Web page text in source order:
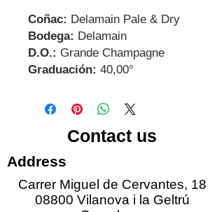
Coñac: Delamain Pale & Dry
Bodega: Delamain
D.O.: Grande Champagne
Graduación: 40,00°
Contact us
Address
Carrer Miguel de Cervantes, 18
08800 Vilanova i la Geltrú